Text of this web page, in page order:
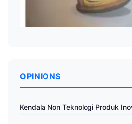
OPINIONS
Kendala Non Teknologi Produk